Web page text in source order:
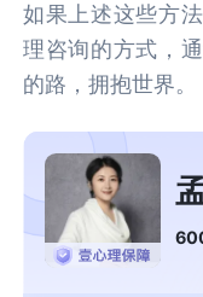
如果上述这些方
理咨询的方式，
的路，拥抱世界。